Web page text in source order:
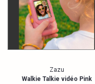
Zazu
Walkie Talkie vidéo Pink